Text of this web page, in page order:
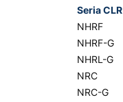
Seria CLR
NHRF
NHRF-G
NHRL-G
NRC
NRC-G